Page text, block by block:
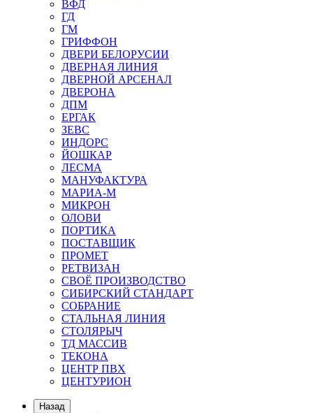
ВФД
ГД
ГМ
ГРИФФОН
ДВЕРИ БЕЛОРУСИИ
ДВЕРНАЯ ЛИНИЯ
ДВЕРНОЙ АРСЕНАЛ
ДВЕРОНА
ДПМ
ЕРГАК
ЗЕВС
ИНДОРС
ЙОШКАР
ЛЕСМА
МАНУФАКТУРА
МАРИА-М
МИКРОН
ОЛОВИ
ПОРТИКА
ПОСТАВЩИК
ПРОМЕТ
РЕТВИЗАН
СВОЁ ПРОИЗВОДСТВО
СИБИРСКИЙ СТАНДАРТ
СОБРАНИЕ
СТАЛЬНАЯ ЛИНИЯ
СТОЛЯРЫЧ
ТД МАССИВ
ТЕКОНА
ЦЕНТР ПВХ
ЦЕНТУРИОН
Назад